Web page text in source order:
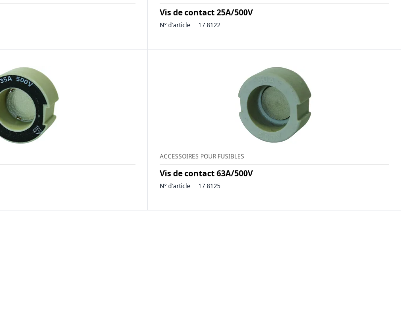
Vis de contact 25A/500V
N° d'article 17 8122
ACCESSOIRES POUR FUSIBLES
Vis de contact 63A/500V
N° d'article 17 8125